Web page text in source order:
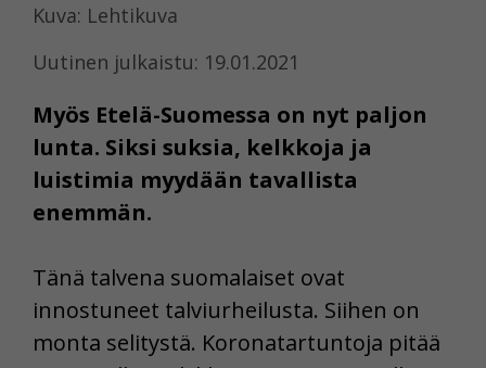
Kuva: Lehtikuva
Uutinen julkaistu: 19.01.2021
Myös Etelä-Suomessa on nyt paljon
lunta. Siksi suksia, kelkkoja ja
luistimia myydään tavallista
enemmän.
Tänä talvena suomalaiset ovat
innostuneet talviurheilusta. Siihen on
monta selitystä. Koronatartuntoja pitää